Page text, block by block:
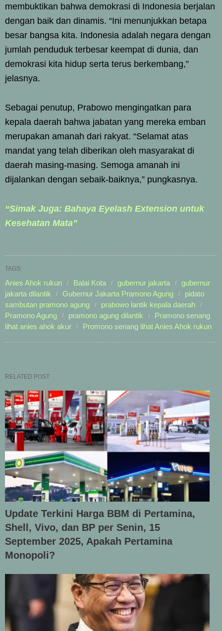
membuktikan bahwa demokrasi di Indonesia berjalan
dengan baik dan dinamis. “Ini menunjukkan betapa
besar bangsa kita. Indonesia adalah negara dengan
jumlah penduduk terbesar keempat di dunia, dan
demokrasi kita hidup serta terus berkembang,”
jelasnya.
Sebagai penutup, Prabowo mengingatkan para
kepala daerah bahwa jabatan yang mereka emban
merupakan amanah dari rakyat. “Selamat atas
mandat yang telah diberikan oleh masyarakat di
daerah masing-masing. Semoga amanah ini
dijalankan dengan sebaik-baiknya,” pungkasnya.
“Simak Juga: Bahaya Eyelash Extension untuk
Kesehatan Mata”
TAGS:
Anies Ahok rukun Balai Kota gubernur jakarta
gubernur
jakarta dilantik
Gubernur Jakarta Pramono Agung
pidato
sambutan pramono agung
prabowo lantik kepala daerah
Pramono Agung
pramono agung dilantik
Pramono senang
lihat anies ahok akur
Promono senang lihat Anies Ahok rukun
RELATED POST
Update Terkini Harga BBM di Pertamina,
Shell, Vivo, dan BP per Senin, 15
September 2025, Apakah Pertamina
Monopoli?